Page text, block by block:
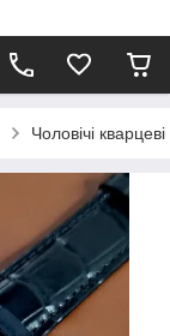
Чоловічі